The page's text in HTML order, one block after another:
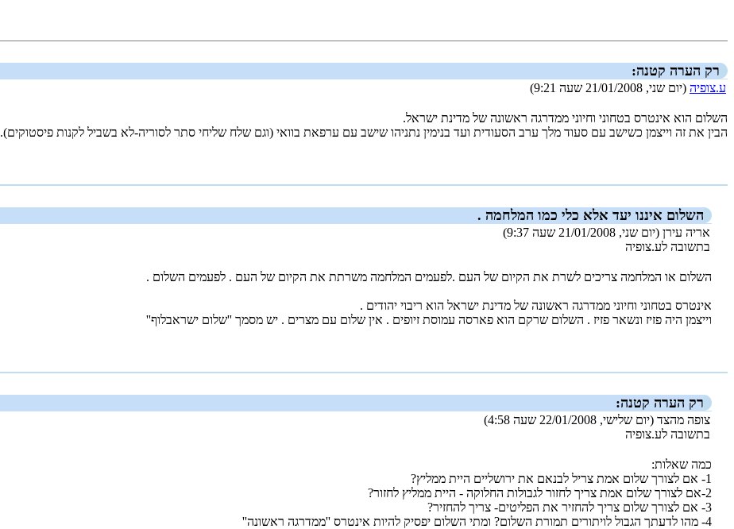
רק הערה קטנה:
ע.צופיה (יום שני, 21/01/2008 שעה 9:21)
השלום הוא אינטרס בטחוני וחיוני ממדרגה ראשונה של מדינת ישראל.
הבין את זה וייצמן כשישב עם סעוד מלך ערב הסעודית ועד בנימין נתניהו שישב עם ערפאת בוואי (וגם שלח שליחי סתר לסוריה-לא בשביל לקנות פיסטוקים).
השלום איננו יעד אלא כלי כמו המלחמה .
אריה עירן (יום שני, 21/01/2008 שעה 9:37)
בתשובה לע.צופיה
השלום או המלחמה צריכים לשרת את הקיום של העם .לפעמים המלחמה משרתת את הקיום של העם . לפעמים השלום .
אינטרס בטחוני וחיוני ממדרגה ראשונה של מדינת ישראל הוא ריבוי יהודים .
וייצמן היה פזיז ונשאר פזיז . השלום שרקם הוא פארסה עמוסת זיופים . אין שלום עם מצרים . יש מסמך ''שלום ישראבלוף''
רק הערה קטנה:
צופה מהצד (יום שלישי, 22/01/2008 שעה 4:58)
בתשובה לע.צופיה
כמה שאלות:
1- אם לצורך שלום אמת צריל לבנאם את ירושליים היית ממליץ?
2-אם לצורך שלום אמת צריך לחזור לגבולות החלוקה - היית ממליץ לחזור?
3- אם לצורך שלום צריך להחזיר את הפליטים- צריך להחזיר?
4- מהו לדעתך הגבול לויתורים תמורת השלום? ומתי השלום יפסיק להיות אינטרס ''ממדרגה ראשונה''